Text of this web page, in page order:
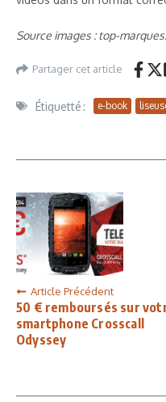
Source images : top-
Partager cet article
Étiquetté : e-book
Article Précédent
50 € remboursés sur
smartphone Crosscall
Odyssey